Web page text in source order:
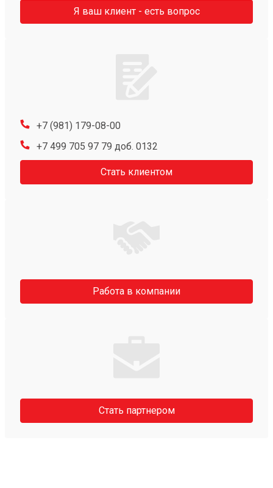
Я ваш клиент - есть вопрос
+7 (981) 179-08-00
+7 499 705 97 79 доб. 0132
Стать клиентом
Работа в компании
Стать партнером